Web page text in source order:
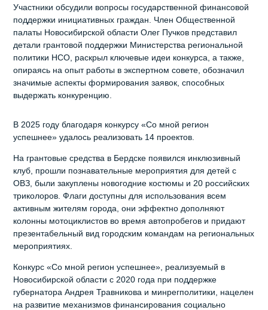
Участники обсудили вопросы государственной финансовой
поддержки инициативных граждан. Член Общественной
палаты Новосибирской области Олег Пучков представил
детали грантовой поддержки Министерства региональной
политики НСО, раскрыл ключевые идеи конкурса, а также,
опираясь на опыт работы в экспертном совете, обозначил
значимые аспекты формирования заявок, способных
выдержать конкуренцию.
В 2025 году благодаря конкурсу «Со мной регион
успешнее» удалось реализовать 14 проектов.
На грантовые средства в Бердске появился инклюзивный
клуб, прошли познавательные мероприятия для детей с
ОВЗ, были закуплены новогодние костюмы и 20 российских
триколоров. Флаги доступны для использования всем
активным жителям города, они эффектно дополняют
колонны мотоциклистов во время автопробегов и придают
презентабельный вид городским командам на региональных
мероприятиях.
Конкурс «Со мной регион успешнее», реализуемый в
Новосибирской области с 2020 года при поддержке
губернатора Андрея Травникова и минрегполитики, нацелен
на развитие механизмов финансирования социально